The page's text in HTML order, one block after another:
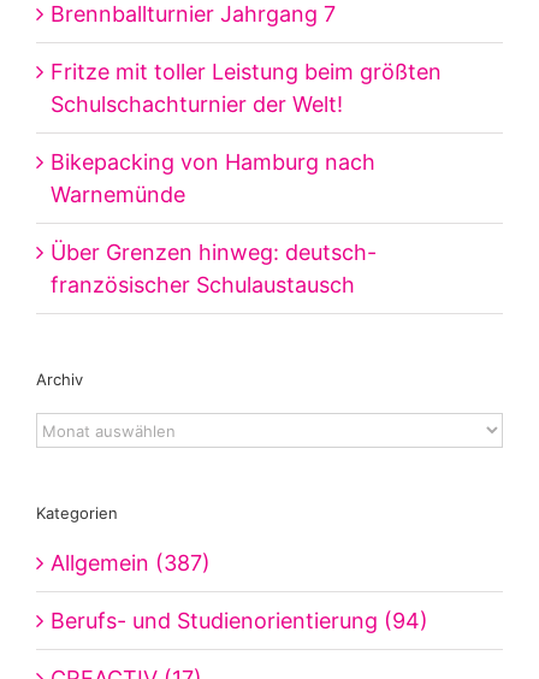
Brennballturnier Jahrgang 7
Fritze mit toller Leistung beim größten
Schulschachturnier der Welt!
Bikepacking von Hamburg nach
Warnemünde
Über Grenzen hinweg: deutsch-
französischer Schulaustausch
Archiv
Archiv
Kategorien
Allgemein (387)
Berufs- und Studienorientierung (94)